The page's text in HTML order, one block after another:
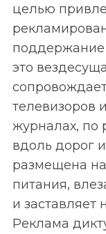
целью
поддержание
это
телевизоров
журналах, по
вдоль дорог
размещена
питания,
и заставляет
Реклама